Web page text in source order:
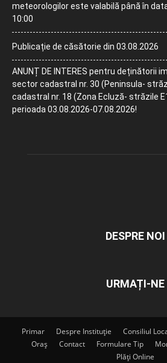
meteorologilor este valabilă până în
10:00
Publicație de căsătorie din 03.08.2026
ANUNȚ DE INTERES pentru deținătorii
sector cadastral nr. 30 (Peninsula-
cadastral nr. 18 (Zona Ecluză- străzile
perioada 03.08.2026-07.08.2026!
DESPRE NOI
URMAȚI-NE
Primar Despre Instituție Consiliul
Oraș
Contact Formulare Tip
Plăți Online